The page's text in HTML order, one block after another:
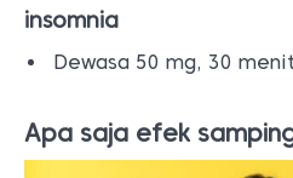
insomnia
Dewasa 50 mg, 30
Apa saja efek